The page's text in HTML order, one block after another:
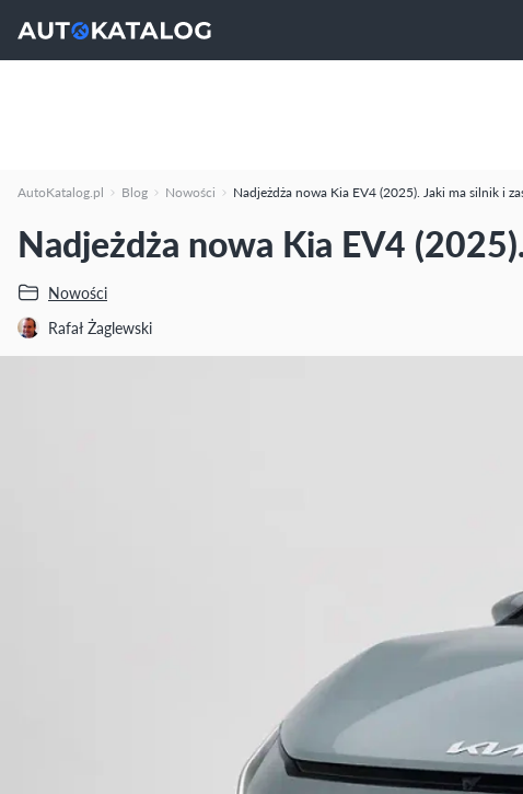
AutoKatalog.pl Blog Nowości Nadjeżdża nowa Kia EV4 (2025). Jaki ma silnik i
Nadjeżdża nowa Kia EV4
Nowości
Rafał Żaglewski